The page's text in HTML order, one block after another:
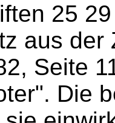
25
aus
Seite
Die